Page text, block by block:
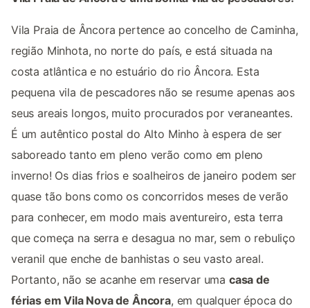
Vila Praia de Âncora pertence ao concelho de Caminha,
região Minhota, no norte do país, e está situada na
costa atlântica e no estuário do rio Âncora. Esta
pequena vila de pescadores não se resume apenas aos
seus areais longos, muito procurados por veraneantes.
É um autêntico postal do Alto Minho à espera de ser
saboreado tanto em pleno verão como em pleno
inverno! Os dias frios e soalheiros de janeiro podem ser
quase tão bons como os concorridos meses de verão
para conhecer, em modo mais aventureiro, esta terra
que começa na serra e desagua no mar, sem o rebuliço
veranil que enche de banhistas o seu vasto areal.
Portanto, não se acanhe em reservar uma casa de
férias em Vila Nova de Âncora, em qualquer época do